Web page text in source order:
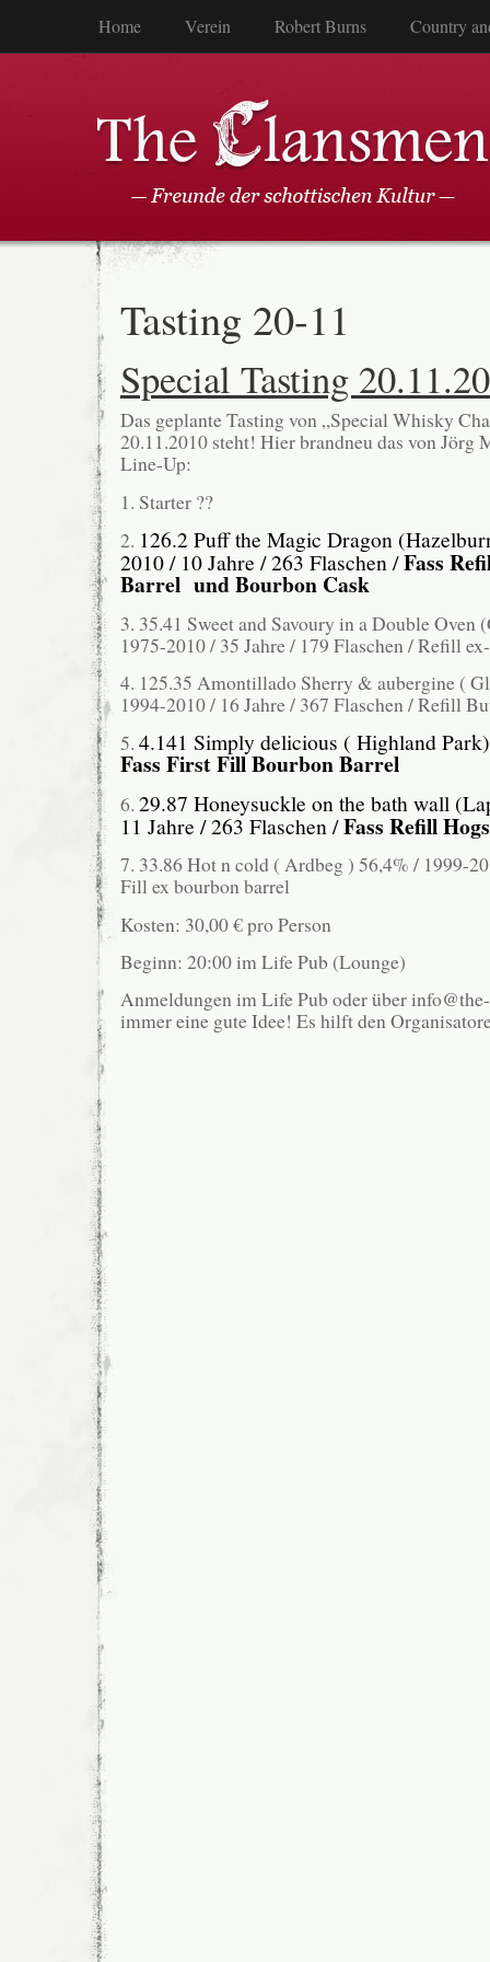
Home Verein Robert Burns Country
Tasting 20-11
Special Tasting
Das geplante Tasting von „Special Whisky
20.11.2010 steht! Hier brandneu das von Jörg
Line-Up:
1. Starter ??
2. 126.2 Puff the Magic Dragon
2010 / 10 Jahre / 263 Flaschen /Fass
Barrel und Bourbon Cask
3. 35.41 Sweet and Savoury in a Double Oven
1975-2010 / 35 Jahre / 179 Flaschen / Refill
4. 125.35 Amontillado Sherry & aubergine (
1994-2010 / 16 Jahre / 367 Flaschen / Refill
5. 4.141 Simply delicious ( Highland
Fass First Fill Bourbon Barrel
6. 29.87 Honeysuckle on the bath wall
11 Jahre / 263 Flaschen /Fass Refill
7. 33.86 Hot n cold ( Ardbeg ) 56,4% / 1999-
Fill ex bourbon barrel
Kosten: 30,00 € pro Person
Beginn: 20:00 im Life Pub (Lounge)
Anmeldungen im Life Pub oder über
immer eine gute Idee! Es hilft den